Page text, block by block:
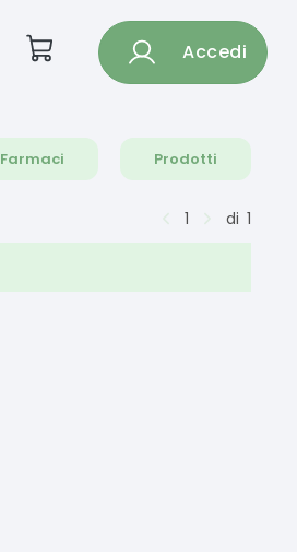
Accedi
Farmaci Prodotti
1 di 1